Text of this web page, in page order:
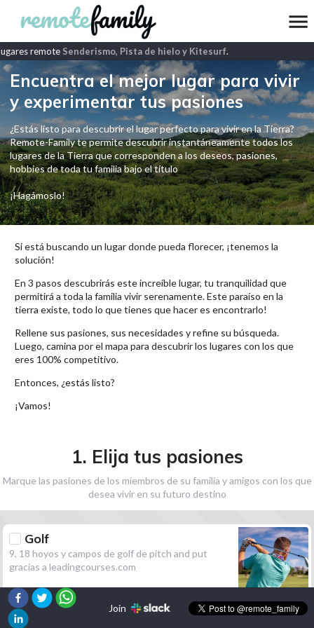
remoteSenderismo, Pista de hielo y Kitesurf.
Encuentra el mejor lugar para vivir
y experimentar tus pasiones
¿Estás listo para descubrir el lugar perfecto para vivir en la Tierra?
Remote-Family te permite descubrir instantáneamente todos los
lugares de la Tierra que corresponden a los deseos, pasiones,
hobbies de toda tu familia bajo el título
¡Hagámoslo!
Si está buscando un lugar donde pueda florecer, ¡tenemos la
solución!
En 3 pasos descubrirás este increíble lugar, tu tranquilidad que
permitirá a toda la familia vivir serenamente. Este paraíso en la
tierra existe, todo lo que tienes que hacer es encontrarlo!
Rellene sus pasiones, sus necesidades y refine su búsqueda.
Luego, camina por el mapa para descubrir los lugares con los que
eres 100% competitivo.
Entonces, ¿estás listo?
¡Vamos!
1. Elija tus pasiones
Marque las pasiones de los miembros de su familia y amigos con los que
desea vivir en su futuro destino
Golf
9, 18 hoyos y campos de golf de pitch and put
gracias a leadingcourses.com
Senderismo
Join